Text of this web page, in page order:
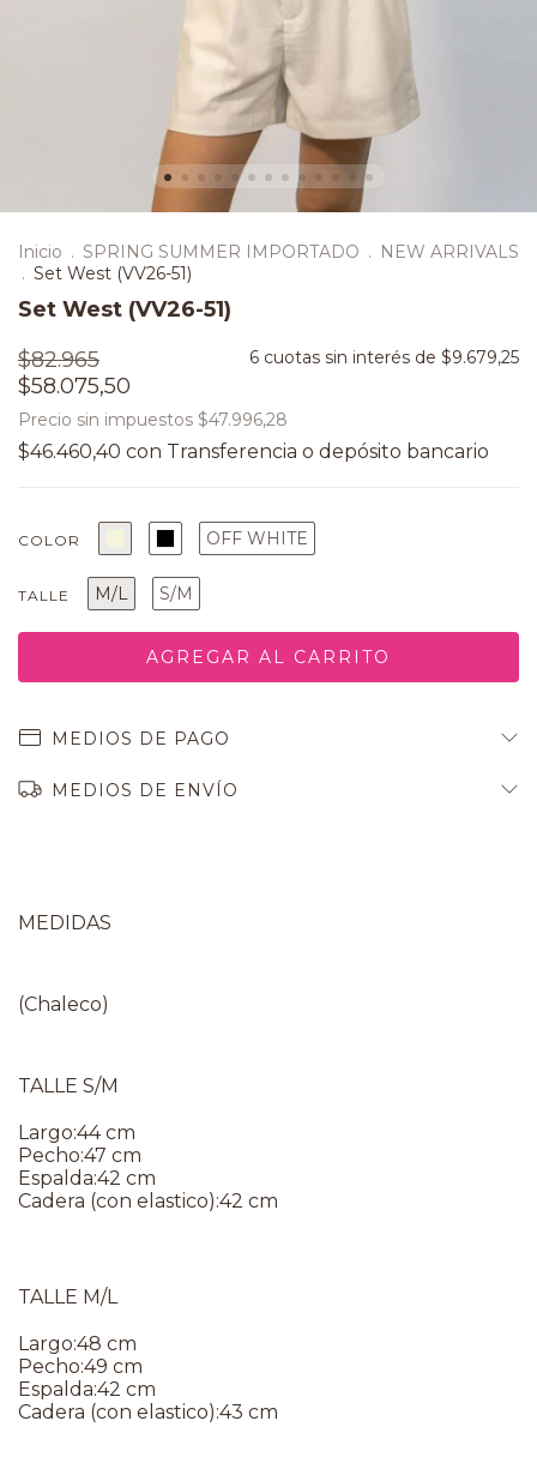
Inicio . SPRING SUMMER IMPORTADO . NEW ARRIVALS
. Set West (VV26-51)
Set West (VV26-51)
$82.965
$58.075,50
6 cuotas sin interés de $9.679,25
Precio sin impuestos $47.996,28
$46.460,40 con
COLOR OFF WHITE
TALLE M/L S/M
MEDIOS DE PAGO
MEDIOS DE ENVÍO
MEDIDAS
(Chaleco)
TALLE S/M
Largo:44 cm
Pecho:47 cm
Espalda:42 cm
Cadera (con elastico):42 cm
TALLE M/L
Largo:48 cm
Pecho:49 cm
Espalda:42 cm
Cadera (con elastico):43 cm